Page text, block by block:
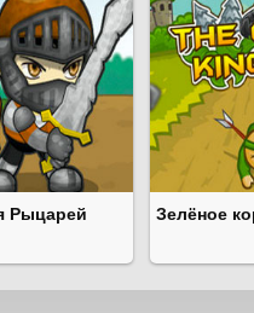
Рыцарей Зелёное